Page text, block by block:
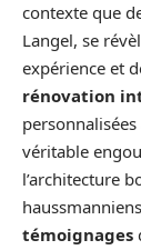
contexte que
Langel, se
expérience et
rénovation
véritable
l’architecture
témoignages